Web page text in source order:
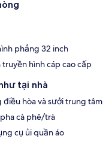
phẳng 32 inch
truyền hình cáp cao cấp
tại nhà
điều hòa và sưởi trung tâm
cà phê/trà
cụ ủi quần áo